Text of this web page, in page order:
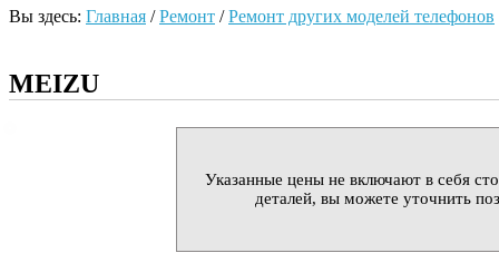
Вы здесь: Главная /Ремонт /Ремонт других моделей телефонов
MEIZU
Указанные цены не включают в себя
деталей, вы можете уточнить